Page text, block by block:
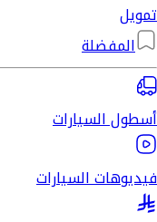
تمويل
المفضلة
أسطول السيارات
فيديوهات السيارات